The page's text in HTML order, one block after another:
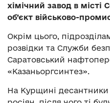
хімічний завод в місті
об’єкт військово-
Окрім цього,
розвідки та Служби
Саратовський
«Казаньоргсинтез».
На Курщині